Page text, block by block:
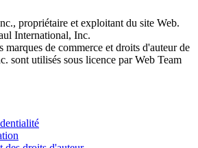
propriétaire et exploitant du site Web.
International, Inc.
marques de commerce et droits d'auteur de
sont utilisés sous licence par Web Team